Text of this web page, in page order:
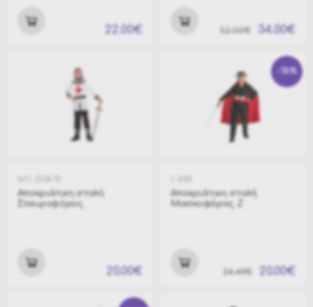
22.00€ 52.00€ 34.00€
Αποκριάτικη στολή
Σταυροφόρος
20.00€
-18%
Αποκριάτικη στολή
Μασκοφόρος Z
24.49€ 20.00€